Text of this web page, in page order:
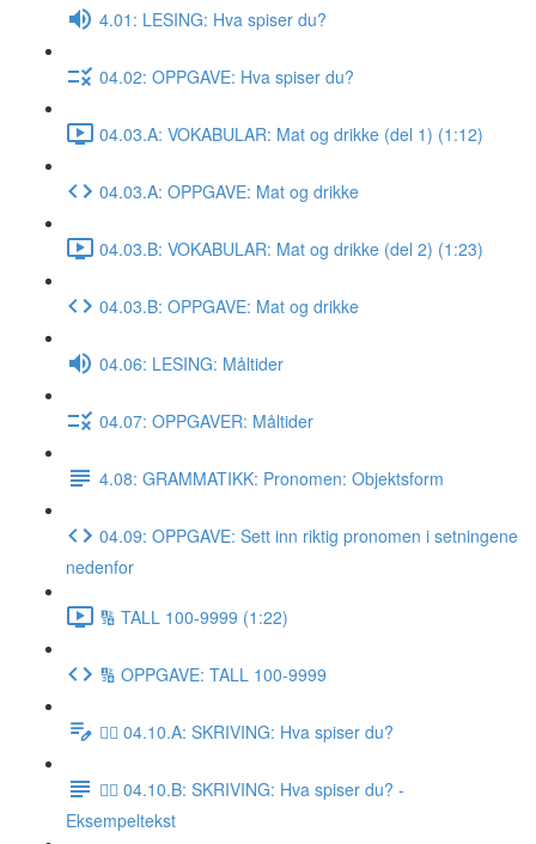
4.01: LESING: Hva spiser du?
04.02: OPPGAVE: Hva spiser du?
04.03.A: VOKABULAR: Mat og drikke (del 1) (1:12)
04.03.A: OPPGAVE: Mat og drikke
04.03.B: VOKABULAR: Mat og drikke (del 2) (1:23)
04.03.B: OPPGAVE: Mat og drikke
04.06: LESING: Måltider
04.07: OPPGAVER: Måltider
4.08: GRAMMATIKK: Pronomen: Objektsform
04.09: OPPGAVE: Sett inn riktig pronomen i setningene
nedenfor
🔢 TALL 100-9999 (1:22)
🔢 OPPGAVE: TALL 100-9999
✍🏼 04.10.A: SKRIVING: Hva spiser du?
✍🏼 04.10.B: SKRIVING: Hva spiser du? -
Eksempeltekst